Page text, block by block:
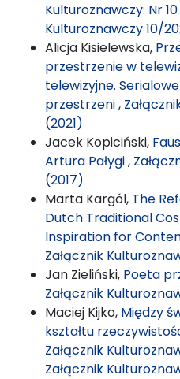
Kulturoznawczy: Nr
Kulturoznawczy 10/
Alicja Kisielewska,
przestrzenie w
telewizyjne.
przestrzeni,
(2021)
Jacek Kopiciński,
Artura Pałygi,
(2017)
Marta Kargól, The
Dutch Traditional
Inspiration for
Załącznik
Jan Zieliński, Poeta
Załącznik
Maciej Kijko, Między
kształtu
Załącznik
Załącznik